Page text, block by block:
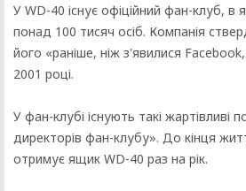
У WD-40 існує офіційний фан-клуб, в
понад 100 тисяч осіб. Компанія
його «раніше, ніж з'явилися
2001 році.
У фан-клубі існують такі жартівливі
директорів фан-клубу». До кінця
отримує ящик WD-40 раз на рік.